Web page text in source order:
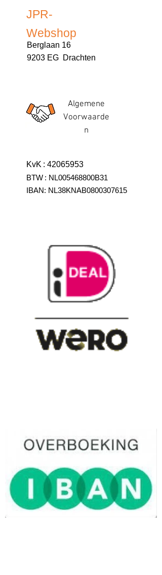
JPR-
Webshop
Berglaan 16
9203 EG Drachten
Algemene
Voorwaarde
n
KvK : 42065953
BTW : NL005468800B31
IBAN: NL38KNAB0800307615